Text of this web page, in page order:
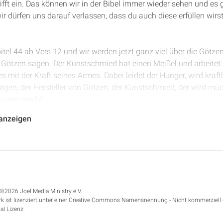
ein. Das können wir in der Bibel immer wieder sehen und es
dürfen uns darauf verlassen, dass du auch diese erfüllen
44 ab Vers 12 und wir werden jetzt ganz viel über die
sagen. Der Kunstschmied hat einen Meißel und
mit der Kraft seines Armes. Dabei leidet der Hunger, wird
der Hersteller von Götzen, der Kunstschmied, der wird
ich bin ein Gott, der nicht müde wird. Das haben wir nicht so
Zedern und nimmt eine steile Eiche und wählt sich aus unter
Regen macht sie groß. Diese Bäume, die hier aufgezählt
bedeutende Bäume.
Joel Media Ministry e.V.
ist lizenziert unter einer Creative Commons Namensnennung - Nicht kommerziell
Lizenz.